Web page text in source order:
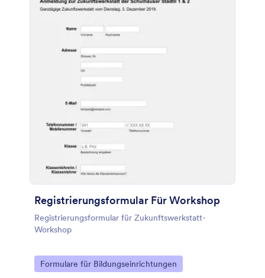
Registrierungsformular Für Workshop
Registrierungsformular für Zukunftswerkstatt-
Workshop
Go to Category:
Formulare für Bildungseinrichtungen